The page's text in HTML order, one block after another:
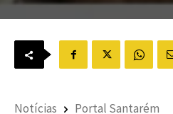
Notícias Portal Santarém